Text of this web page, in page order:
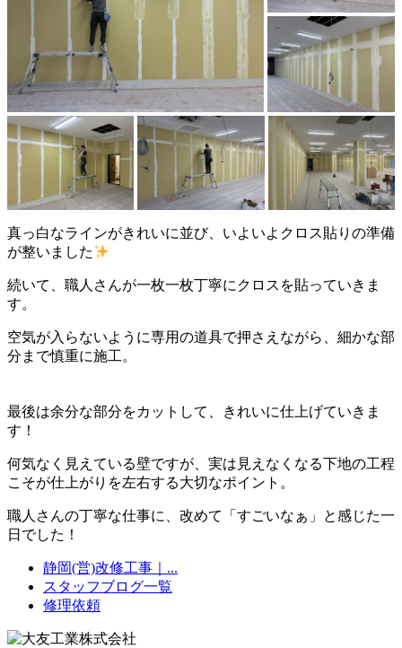
真っ白なラインがきれいに並び、いよいよクロス貼りの準備
が整いました
続いて、職人さんが一枚一枚丁寧にクロスを貼っていきま
す。
空気が入らないように専用の道具で押さえながら、細かな部
分まで慎重に施工。
最後は余分な部分をカットして、きれいに仕上げていきま
す！
何気なく見えている壁ですが、実は見えなくなる下地の工程
こそが仕上がりを左右する大切なポイント。
職人さんの丁寧な仕事に、改めて「すごいなぁ」と感じた一
日でした！
静岡(営)改修工事｜...
スタッフブログ一覧
修理依頼